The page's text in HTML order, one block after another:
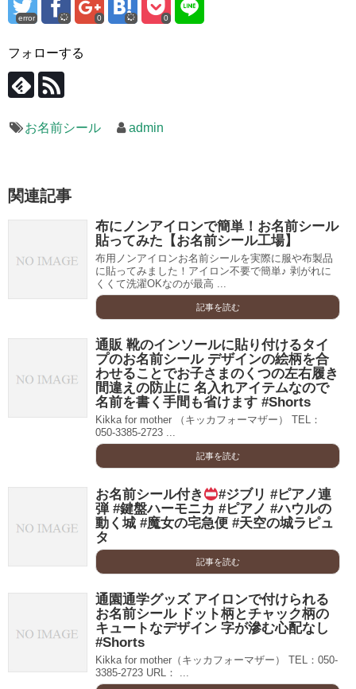
error 0 0
フォローする
お名前シール admin
関連記事
布にノンアイロンで簡単！お名前シール
貼ってみた【お名前シール工場】
布用ノンアイロンお名前シールを実際に服や布製品
に貼ってみました！アイロン不要で簡単♪ 剥がれに
くくて洗濯OKなのが最高 ...
記事を読む
通販 靴のインソールに貼り付けるタイ
プのお名前シール デザインの絵柄を合
わせることでお子さまのくつの左右履き
間違えの防止に 名入れアイテムなので
名前を書く手間も省けます #Shorts
Kikka for mother （キッカフォーマザー） TEL：
050-3385-2723 ...
記事を読む
お名前シール付き
#ジブリ #ピアノ連
弾 #鍵盤ハーモニカ #ピアノ #ハウルの
動く城 #魔女の宅急便 #天空の城ラピュ
タ
記事を読む
通園通学グッズ アイロンで付けられる
お名前シール ドット柄とチャック柄の
キュートなデザイン 字が滲む心配なし
#Shorts
Kikka for mother（キッカフォーマザー） TEL：050-
3385-2723 URL： ...